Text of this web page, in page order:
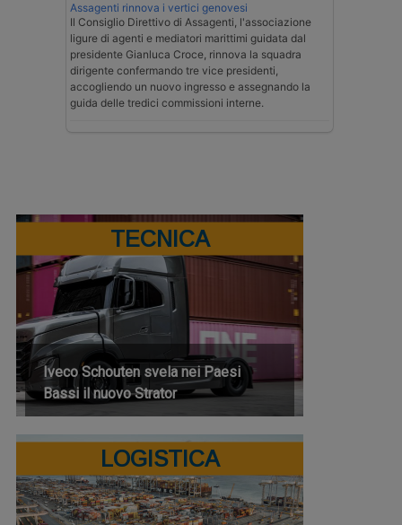
Assagenti rinnova i vertici genovesi
Il Consiglio Direttivo di Assagenti, l'associazione
ligure di agenti e mediatori marittimi guidata dal
presidente Gianluca Croce, rinnova la squadra
dirigente confermando tre vice presidenti,
accogliendo un nuovo ingresso e assegnando la
guida delle tredici commissioni interne.
TECNICA
Iveco Schouten svela nei Paesi
Bassi il nuovo Strator
LOGISTICA